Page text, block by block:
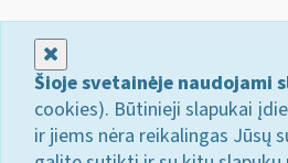
Šioje svetainėje naudojami
cookies). Būtinieji slapukai
ir jiems nėra reikalingas Jūsų